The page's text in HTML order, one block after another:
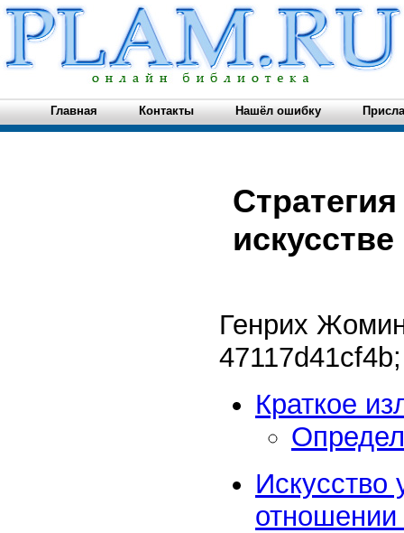
Главная Контакты Нашёл ошибку
искусстве
Генрих
47117d41cf4b;
Краткое
Искусство
отношении